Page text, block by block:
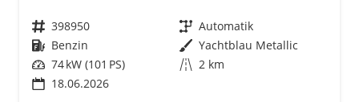
Fahrzeugnr. 398950 Getriebe Automatik
Kraftstoff Benzin Außenfarbe Yachtblau Metallic
Leistung 74 kW (101 PS) Kilometerstand 2 km
18.06.2026